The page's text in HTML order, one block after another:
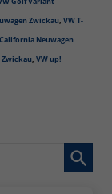
Zwickau, VW T-
Neuwagen
Zwickau, VW up!